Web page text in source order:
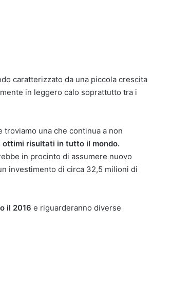
caratterizzato da una piccola crescita
in leggero calo soprattutto tra i
una che continua a non
ottimi risultati in tutto il mondo.
in procinto di assumere nuovo
investimento di circa 32,5 milioni di
il 2016 e riguarderanno diverse